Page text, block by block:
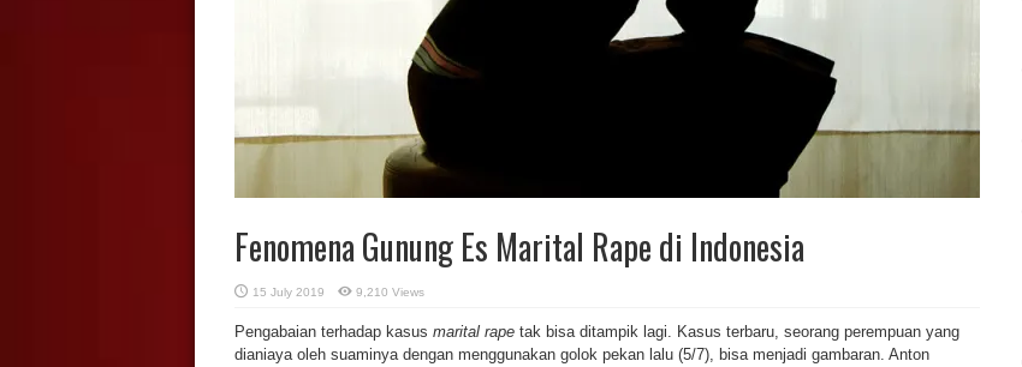
Fenomena Gunung Es Marital Rape di Indonesia
15 July 2019 9,210 Views
Pengabaian terhadap kasus marital rape tak bisa ditampik lagi. Kasus terbaru, seorang perempuan yang
dianiaya oleh suaminya dengan menggunakan golok pekan lalu (5/7), bisa menjadi gambaran. Anton